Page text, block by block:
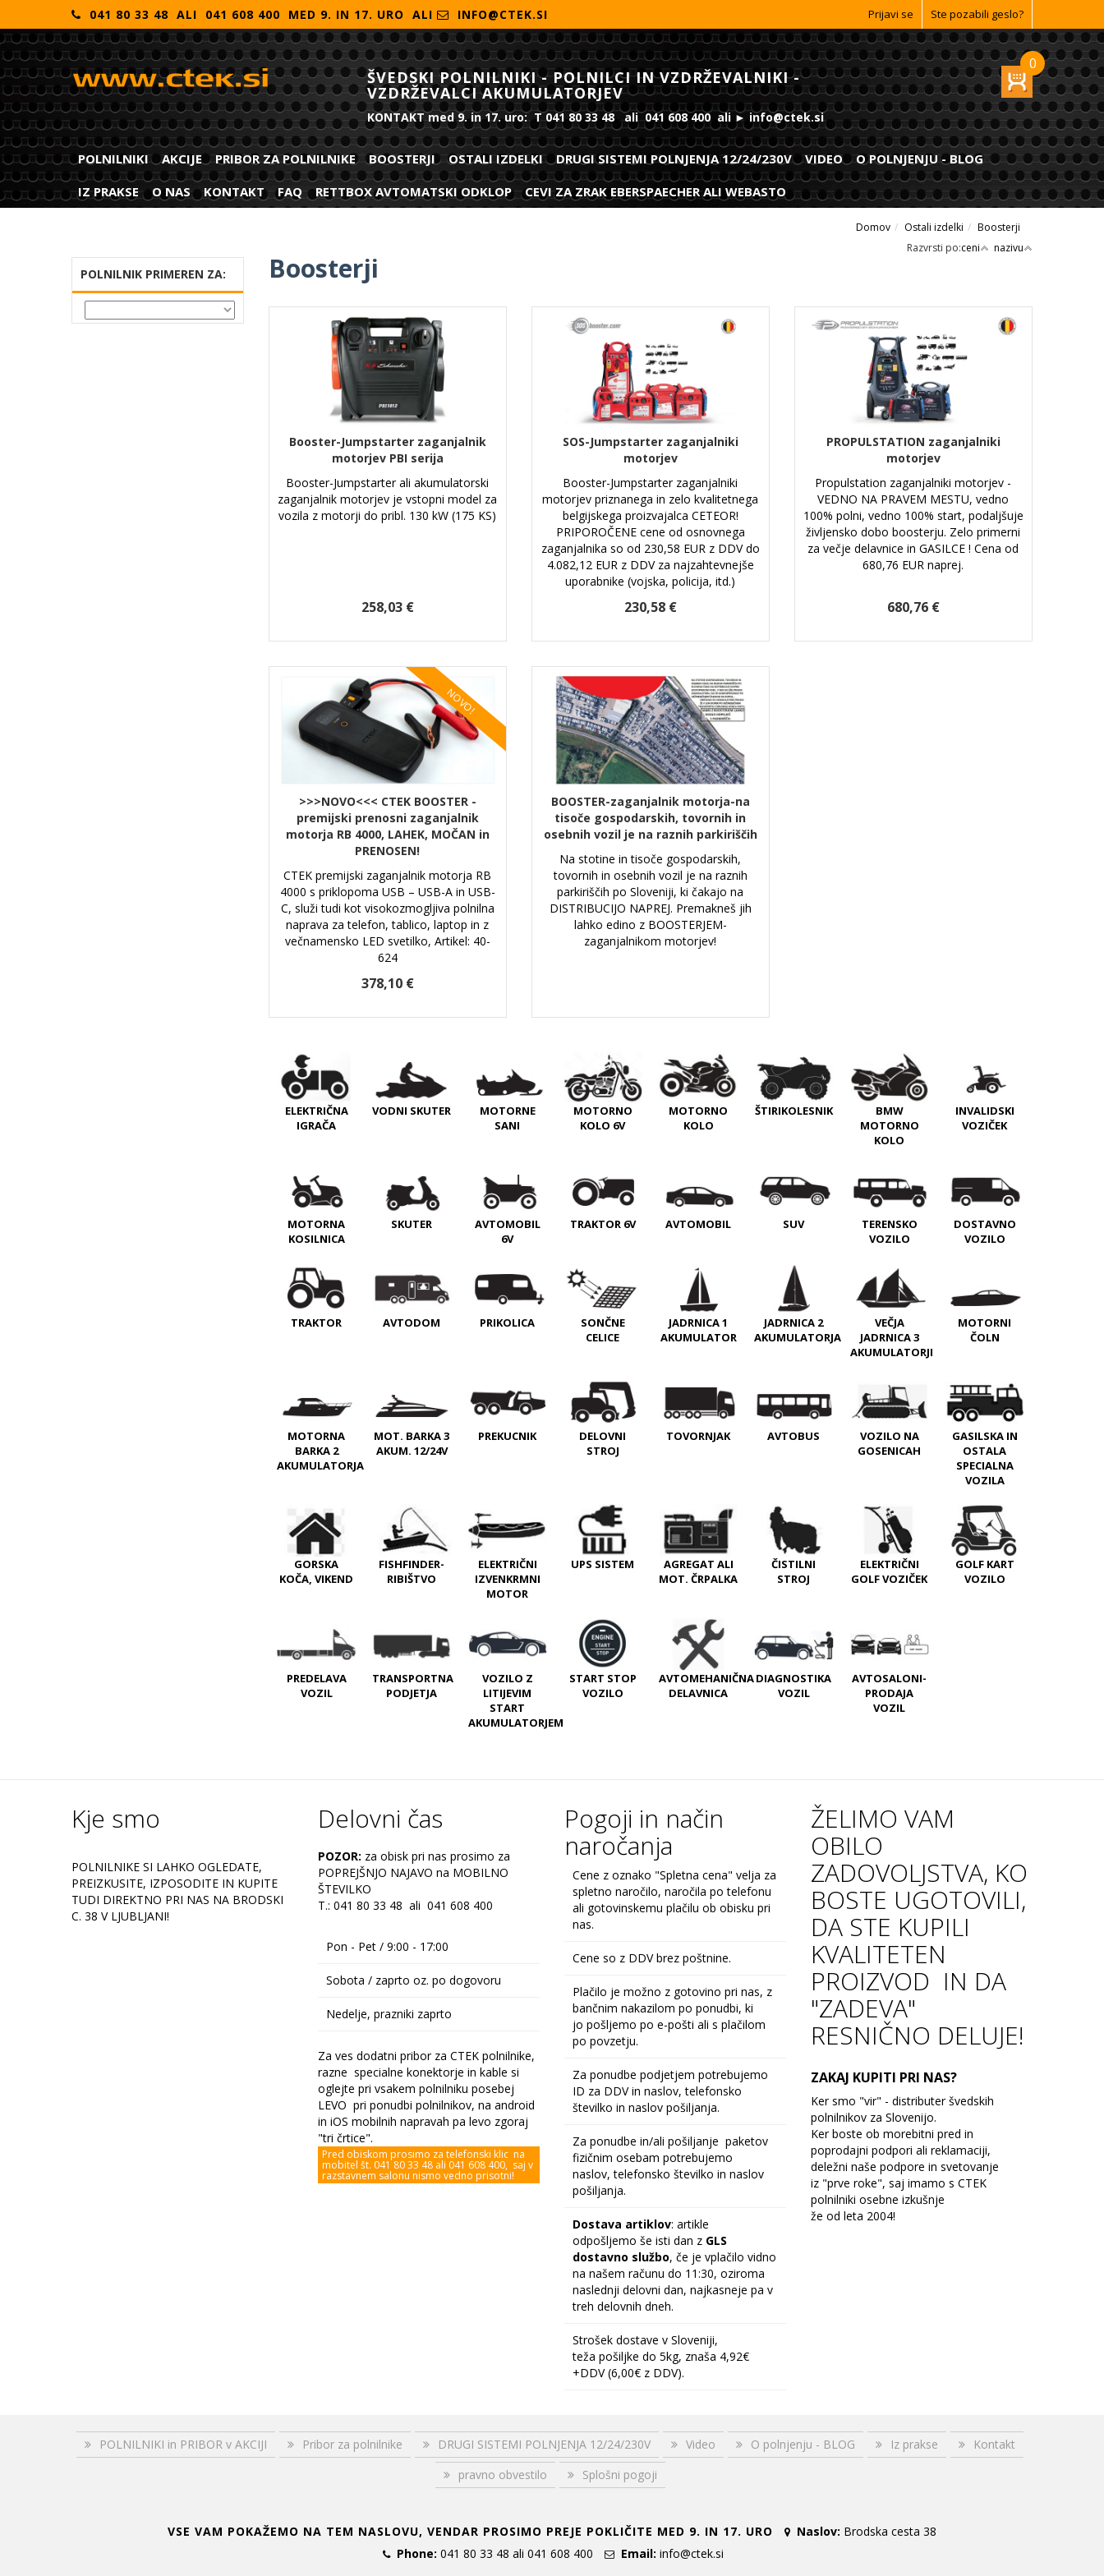
Prijavi se Ste pozabili geslo?
0
041 80 33 48 ALI 041 608 400 MED 9. IN 17. URO ALI INFO@CTEK.SI
ŠVEDSKI POLNILNIKI - POLNILCI IN VZDRŽEVALNIKI -
VZDRŽEVALCI AKUMULATORJEV
KONTAKT med 9. in 17. uro: T 041 80 33 48 ali 041 608 400 ali ► info@ctek.si
POLNILNIKI AKCIJE PRIBOR ZA POLNILNIKE BOOSTERJI OSTALI IZDELKI DRUGI SISTEMI POLNJENJA 12/24/230V VIDEO
O POLNJENJU - BLOG
IZ PRAKSE
O NAS KONTAKT FAQ RETTBOX AVTOMATSKI ODKLOP CEVI ZA ZRAK EBERSPAECHER ALI WEBASTO
POLNILNIK PRIMEREN ZA:
Domov Ostali izdelki
Boosterji
Razvrsti po:ceni nazivu
Boosterji
Booster-Jumpstarter zaganjalnik
motorjev PBI serija
Booster-Jumpstarter ali akumulatorski
zaganjalnik motorjev je vstopni model za
vozila z motorji do pribl. 130 kW (175 KS)
258,03 €
SOS-Jumpstarter zaganjalniki
motorjev
Booster-Jumpstarter zaganjalniki
motorjev priznanega in zelo kvalitetnega
belgijskega proizvajalca CETEOR!
PRIPOROČENE cene od osnovnega
zaganjalnika so od 230,58 EUR z DDV do
4.082,12 EUR z DDV za najzahtevnejše
uporabnike (vojska, policija, itd.)
230,58 €
PROPULSTATION zaganjalniki
motorjev
Propulstation zaganjalniki motorjev -
VEDNO NA PRAVEM MESTU, vedno
100% polni, vedno 100% start, podaljšuje
življensko dobo boosterju. Zelo primerni
za večje delavnice in GASILCE ! Cena od
680,76 EUR naprej.
680,76 €
NOVO!
>>>NOVO<<< CTEK BOOSTER -
premijski prenosni zaganjalnik
motorja RB 4000, LAHEK, MOČAN in
PRENOSEN!
CTEK premijski zaganjalnik motorja RB
4000 s priklopoma USB – USB-A in USB-
C, služi tudi kot visokozmogljiva polnilna
naprava za telefon, tablico, laptop in z
večnamensko LED svetilko, Artikel: 40-
624
378,10 €
BOOSTER-zaganjalnik motorja-na
tisoče gospodarskih, tovornih in
osebnih vozil je na raznih parkiriščih
Na stotine in tisoče gospodarskih,
tovornih in osebnih vozil je na raznih
parkiriščih po Sloveniji, ki čakajo na
DISTRIBUCIJO NAPREJ. Premakneš jih
lahko edino z BOOSTERJEM-
zaganjalnikom motorjev!
ELEKTRIČNA
IGRAČA
VODNI SKUTER
MOTORNE
SANI
MOTORNO
KOLO 6V
MOTORNO
KOLO
ŠTIRIKOLESNIK
BMW
MOTORNO
KOLO
INVALIDSKI
VOZIČEK
MOTORNA
KOSILNICA
SKUTER
AVTOMOBIL
6V
TRAKTOR 6V AVTOMOBIL SUV
TERENSKO
VOZILO
DOSTAVNO
VOZILO
TRAKTOR AVTODOM PRIKOLICA
SONČNE
CELICE
JADRNICA 1
AKUMULATOR
JADRNICA 2
AKUMULATORJA
VEČJA
JADRNICA 3
AKUMULATORJI
MOTORNI
ČOLN
MOTORNA
BARKA 2
AKUMULATORJA
MOT. BARKA 3
AKUM. 12/24V
PREKUCNIK
DELOVNI
STROJ
TOVORNJAK AVTOBUS
VOZILO NA
GOSENICAH
GASILSKA IN
OSTALA
SPECIALNA
VOZILA
GORSKA
KOČA, VIKEND
FISHFINDER-
RIBIŠTVO
ELEKTRIČNI
IZVENKRMNI
MOTOR
UPS SISTEM
AGREGAT ALI
MOT. ČRPALKA
ČISTILNI
STROJ
ELEKTRIČNI
GOLF VOZIČEK
GOLF KART
VOZILO
PREDELAVA
VOZIL
TRANSPORTNA
PODJETJA
VOZILO Z
LITIJEVIM
START
AKUMULATORJEM
START STOP
VOZILO
AVTOMEHANIČNA
DELAVNICA
DIAGNOSTIKA
VOZIL
AVTOSALONI-
PRODAJA
VOZIL
Kje smo
POLNILNIKE SI LAHKO OGLEDATE,
PREIZKUSITE, IZPOSODITE IN KUPITE
TUDI DIREKTNO PRI NAS NA BRODSKI
C. 38 V LJUBLJANI!
Delovni čas
POZOR: za obisk pri nas prosimo za
POPREJŠNJO NAJAVO na MOBILNO
ŠTEVILKO
T.: 041 80 33 48 ali 041 608 400
Pon - Pet / 9:00 - 17:00
Sobota / zaprto oz. po dogovoru
Nedelje, prazniki zaprto
Za ves dodatni pribor za CTEK polnilnike,
razne specialne konektorje in kable si
oglejte pri vsakem polnilniku posebej
LEVO pri ponudbi polnilnikov, na android
in iOS mobilnih napravah pa levo zgoraj
"tri črtice".
Pred obiskom prosimo za telefonski klic na
mobitel št. 041 80 33 48 ali 041 608 400, saj v
razstavnem salonu nismo vedno prisotni!
Pogoji in način
naročanja
Cene z oznako "Spletna cena" velja za
spletno naročilo, naročila po telefonu
ali gotovinskemu plačilu ob obisku pri
nas.
Cene so z DDV brez poštnine.
Plačilo je možno z gotovino pri nas, z
bančnim nakazilom po ponudbi, ki
jo pošljemo po e-pošti ali s plačilom
po povzetju.
Za ponudbe podjetjem potrebujemo
ID za DDV in naslov, telefonsko
številko in naslov pošiljanja.
Za ponudbe in/ali pošiljanje paketov
fizičnim osebam potrebujemo
naslov, telefonsko številko in naslov
pošiljanja.
Dostava artiklov: artikle
odpošljemo še isti dan z GLS
dostavno službo, če je vplačilo vidno
na našem računu do 11:30, oziroma
naslednji delovni dan, najkasneje pa v
treh delovnih dneh.
Strošek dostave v Sloveniji,
teža pošiljke do 5kg, znaša 4,92€
+DDV (6,00€ z DDV).
ŽELIMO VAM
OBILO
ZADOVOLJSTVA, KO
BOSTE UGOTOVILI,
DA STE KUPILI
KVALITETEN
PROIZVOD IN DA
"ZADEVA"
RESNIČNO DELUJE!
ZAKAJ KUPITI PRI NAS?
Ker smo "vir" - distributer švedskih
polnilnikov za Slovenijo.
Ker boste ob morebitni pred in
poprodajni podpori ali reklamaciji,
deležni naše podpore in svetovanje
iz "prve roke", saj imamo s CTEK
polnilniki osebne izkušnje
že od leta 2004!
POLNILNIKI in PRIBOR v AKCIJI Pribor za polnilnike DRUGI SISTEMI POLNJENJA 12/24/230V Video O polnjenju - BLOG Iz prakse
Kontakt
pravno obvestilo
Splošni pogoji
VSE VAM POKAŽEMO NA TEM NASLOVU, VENDAR PROSIMO PREJE POKLIČITE MED 9. IN 17. URO Naslov: Brodska cesta 38
Phone: 041 80 33 48 ali 041 608 400 Email: info@ctek.si